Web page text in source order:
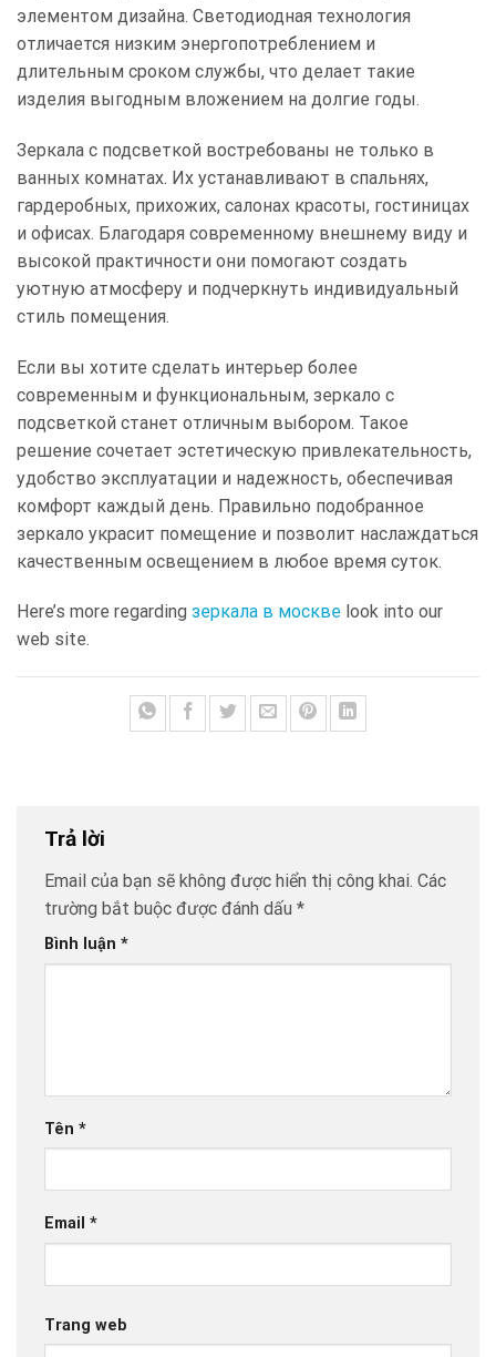
элементом дизайна. Светодиодная технология
отличается низким энергопотреблением и
длительным сроком службы, что делает такие
изделия выгодным вложением на долгие годы.
Зеркала с подсветкой востребованы не только в
ванных комнатах. Их устанавливают в спальнях,
гардеробных, прихожих, салонах красоты, гостиницах
и офисах. Благодаря современному внешнему виду и
высокой практичности они помогают создать
уютную атмосферу и подчеркнуть индивидуальный
стиль помещения.
Если вы хотите сделать интерьер более
современным и функциональным, зеркало с
подсветкой станет отличным выбором. Такое
решение сочетает эстетическую привлекательность,
удобство эксплуатации и надежность, обеспечивая
комфорт каждый день. Правильно подобранное
зеркало украсит помещение и позволит наслаждаться
качественным освещением в любое время суток.
Here’s more regarding зеркала в москве look into our
web site.
Trả lời
Email của bạn sẽ không được hiển thị công khai. Các
trường bắt buộc được đánh dấu *
Bình luận *
Tên *
Email *
Trang web